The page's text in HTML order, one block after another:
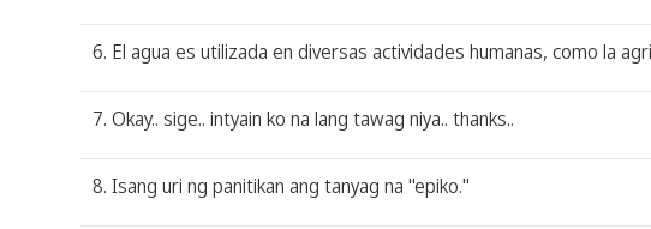
6. El agua es utilizada en diversas actividades humanas, como la
7. Okay.. sige.. intyain ko na lang tawag niya.. thanks..
8. Isang uri ng panitikan ang tanyag na "epiko."